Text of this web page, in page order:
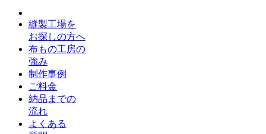
縫製工場を
お探しの方へ
布もの工房の
強み
制作事例
ご料金
納品までの
流れ
よくある